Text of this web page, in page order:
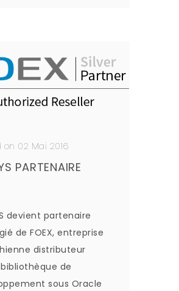
on 02 Mai 2016
PARTENAIRE
devient partenaire
de FOEX, entreprise
distributeur
bibliothèque de
sous Oracle